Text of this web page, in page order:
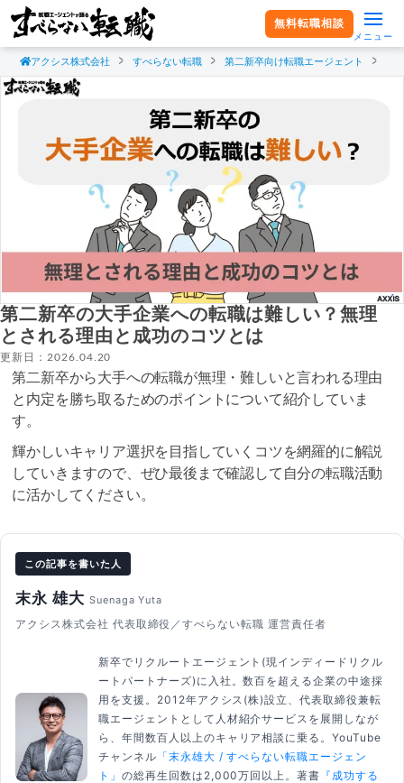
無料転職相談
メニュー
アクシス株式会社 すべらない転職 第二新卒向け転職エージェント
第二新卒の大手企業への転職は難しい？無理
とされる理由と成功のコツとは
更新日：2026.04.20
第二新卒から大手への転職が無理・難しいと言われる理由
と内定を勝ち取るためのポイントについて紹介していま
す。
輝かしいキャリア選択を目指していくコツを網羅的に解説
していきますので、ぜひ最後まで確認して自分の転職活動
に活かしてください。
この記事を書いた人
末永 雄大 Suenaga Yuta
アクシス株式会社 代表取締役／すべらない転職 運営責任者
新卒でリクルートエージェント(現インディードリクル
ートパートナーズ)に入社。数百を超える企業の中途採
用を支援。2012年アクシス(株)設立、代表取締役兼転
職エージェントとして人材紹介サービスを展開しなが
ら、年間数百人以上のキャリア相談に乗る。YouTube
チャンネル 「末永雄大 / すべらない転職エージェン
ト」 の総再生回数は2,000万回以上。著書 『成功する